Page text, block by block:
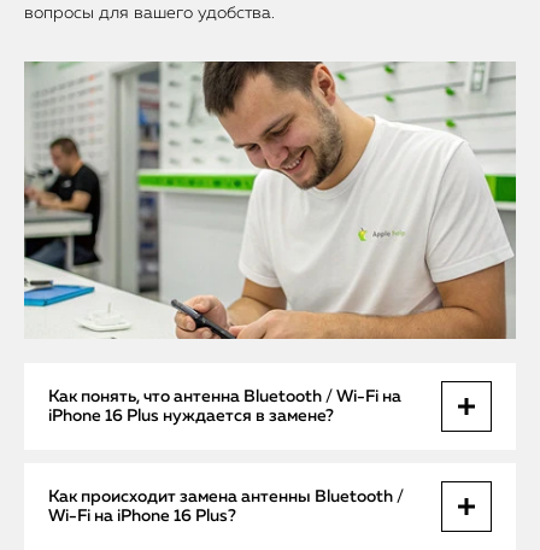
вопросы для вашего удобства.
Как понять, что антенна Bluetooth / Wi-Fi на
iPhone 16 Plus нуждается в замене?
Если ваш iPhone 16 Plus испытывает проблемы с
подключением к Wi-Fi или Bluetooth, например,
устройство не видит сети, часто теряет соединение или не
Как происходит замена антенны Bluetooth /
Wi-Fi на iPhone 16 Plus?